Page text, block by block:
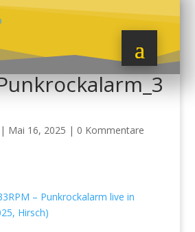
| Mai 16, 2025 | 0 Kommentare